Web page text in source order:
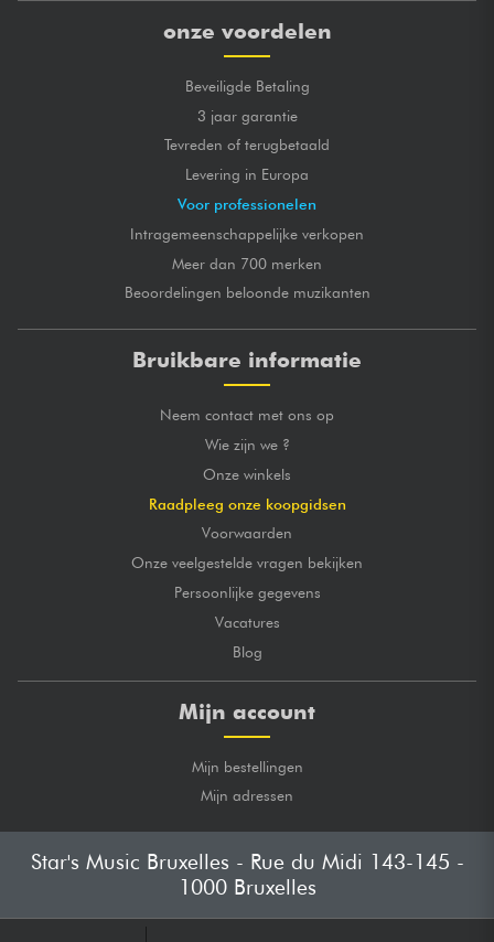
onze voordelen
Beveiligde Betaling
3 jaar garantie
Tevreden of terugbetaald
Levering in Europa
Voor professionelen
Intragemeenschappelijke verkopen
Meer dan 700 merken
Beoordelingen beloonde muzikanten
Bruikbare informatie
Neem contact met ons op
Wie zijn we ?
Onze winkels
Raadpleeg onze koopgidsen
Voorwaarden
Onze veelgestelde vragen bekijken
Persoonlijke gegevens
Vacatures
Blog
Mijn account
Mijn bestellingen
Mijn adressen
Star's Music Bruxelles - Rue du Midi 143-145 -
1000 Bruxelles